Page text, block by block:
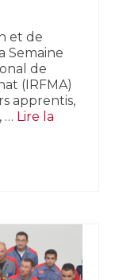
et de
Semaine
de
(IRFMA)
apprentis,
… Lire la